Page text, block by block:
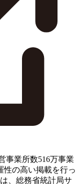
事業所数516万事業
性の高い掲載を行っ
、総務省統計局サ